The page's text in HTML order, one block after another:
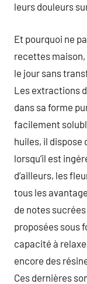
leurs douleurs
Et pourquoi ne
recettes
le jour sans
Les extractions
dans sa forme
facilement
huiles, il dispose
lorsqu’il est
d’ailleurs, les
tous les
de notes
proposées sous
capacité à
encore des
Ces dernières